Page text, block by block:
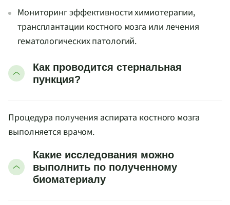
Мониторинг эффективности химиотерапии,
трансплантации костного мозга или лечения
гематологических патологий.
Как проводится стернальная
пункция?
Процедура получения аспирата костного мозга
выполняется врачом.
Какие исследования можно
выполнить по полученному
биоматериалу